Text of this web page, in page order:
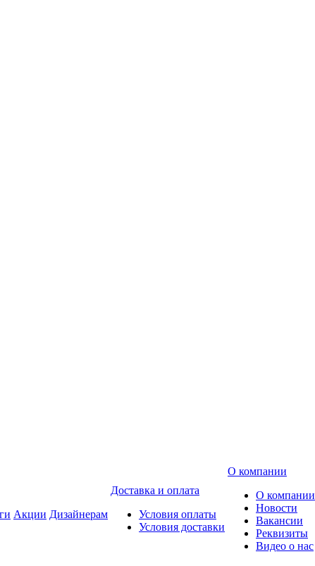
Акции Дизайнерам
Доставка и оплата
Условия оплаты
Условия доставки
О компании
О компании
Новости
Вакансии
Реквизиты
Видео о нас